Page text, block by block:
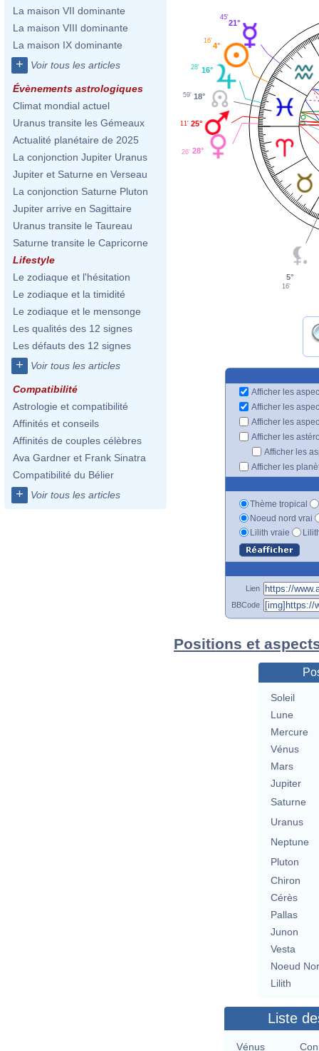
La maison VII dominante
La maison VIII dominante
La maison IX dominante
+ Voir tous les articles
Évènements astrologiques
Climat mondial actuel
Uranus transite les Gémeaux
Actualité planétaire de 2025
La conjonction Jupiter Uranus
Jupiter et Saturne en Verseau
La conjonction Saturne Pluton
Jupiter arrive en Sagittaire
Uranus transite le Taureau
Saturne transite le Capricorne
Lifestyle
Le zodiaque et l'hésitation
Le zodiaque et la timidité
Le zodiaque et le mensonge
Les qualités des 12 signes
Les défauts des 12 signes
+ Voir tous les articles
Compatibilité
Astrologie et compatibilité
Affinités et conseils
Affinités de couples célèbres
Ava Gardner et Frank Sinatra
Compatibilité du Bélier
+ Voir tous les articles
21°
45'
4°
16'
16°
28'
18°
59'
25°
11'
28°
26'
5°
16'
Afficher les
Afficher les
Afficher les
Afficher les
Afficher les
Afficher les
Thème tropical
Noeud nord vrai
Lilith vraie
Lien
BBCode
Positions et
Soleil
Lune
Mercure
Vénus
Mars
Jupiter
Saturne
Uranus
Neptune
Pluton
Chiron
Cérès
Pallas
Junon
Vesta
Noeud
Lilith
Liste
Vénus